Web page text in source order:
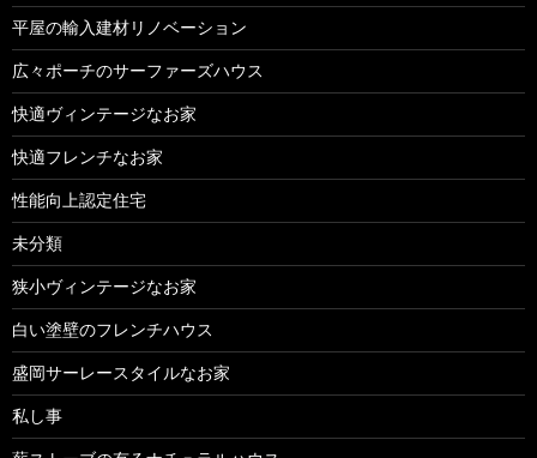
平屋の輸入建材リノベーション
広々ポーチのサーファーズハウス
快適ヴィンテージなお家
快適フレンチなお家
性能向上認定住宅
未分類
狭小ヴィンテージなお家
白い塗壁のフレンチハウス
盛岡サーレースタイルなお家
私し事